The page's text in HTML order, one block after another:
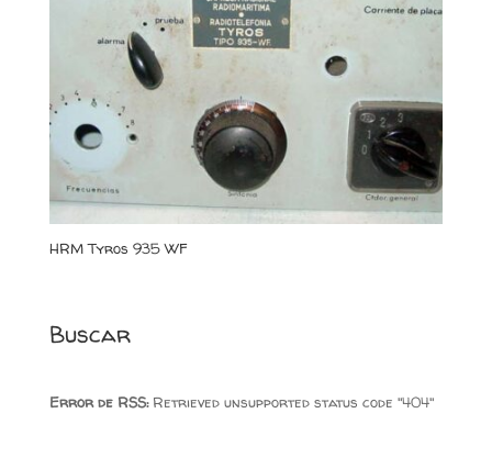
HRM Tyros 935 WF
Buscar
Error de RSS:Retrieved unsupported status code "404"